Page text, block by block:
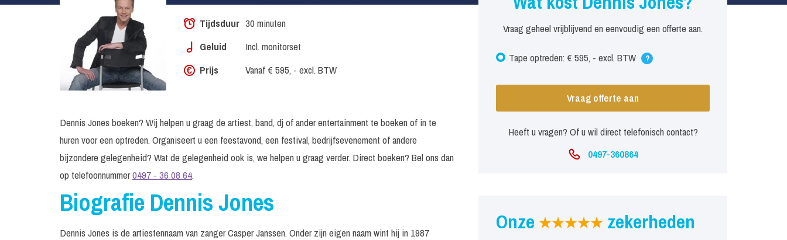
Tijdsduur 30 minuten
Geluid
Incl. monitorset
Prijs
Vanaf € 595, - excl. BTW
Dennis Jones boeken? Wij helpen u graag de artiest, band, dj of ander entertainment te boeken of in te
huren voor een optreden. Organiseert u een feestavond, een festival, bedrijfsevenement of andere
bijzondere gelegenheid? Wat de gelegenheid ook is, we helpen u graag verder. Direct boeken? Bel ons dan
op telefoonnummer0497 - 36 08 64.
Biografie Dennis Jones
Dennis Jones is de artiestennaam van zanger Casper Janssen. Onder zijn eigen naam wint hij in 1987
Vraag geheel vrijblijvend en eenvoudig een offerte aan.
Tape optreden: € 595, - excl. BTW ?
Vraag offerte aan
Heeft u vragen? Of u wil direct telefonisch contact?
0497-360864
Onze zekerheden